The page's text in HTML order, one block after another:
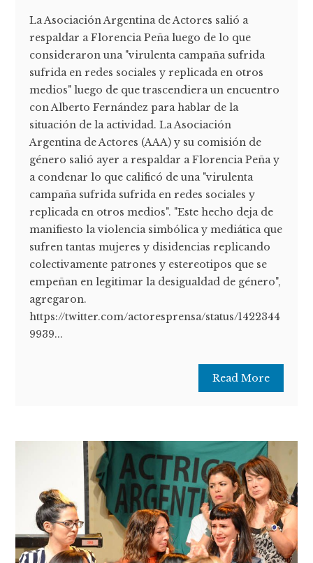
La Asociación Argentina de Actores salió a
respaldar a Florencia Peña luego de lo que
consideraron una "virulenta campaña sufrida
sufrida en redes sociales y replicada en otros
medios" luego de que trascendiera un encuentro
con Alberto Fernández para hablar de la
situación de la actividad. La Asociación
Argentina de Actores (AAA) y su comisión de
género salió ayer a respaldar a Florencia Peña y
a condenar lo que calificó de una "virulenta
campaña sufrida sufrida en redes sociales y
replicada en otros medios". "Este hecho deja de
manifiesto la violencia simbólica y mediática que
sufren tantas mujeres y disidencias replicando
colectivamente patrones y estereotipos que se
empeñan en legitimar la desigualdad de género",
agregaron.
https://twitter.com/actoresprensa/status/1422344
9939...
Read More